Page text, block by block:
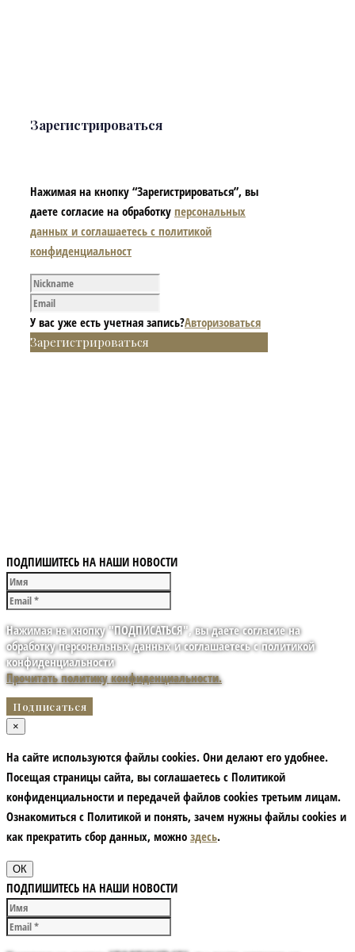
Зарегистрироваться
Нажимая на кнопку “Зарегистрироваться”, вы
даете согласие на обработку персональных
данных и соглашаетесь с политикой
конфиденциальност
У вас уже есть учетная запись?Авторизоваться
Зарегистрироваться
ПОДПИШИТЕСЬ НА НАШИ НОВОСТИ
Нажимая на кнопку "ПОДПИСАТЬСЯ", вы даете согласие на
обработку персональных данных и соглашаетесь с политикой
конфиденциальности
Прочитать политику конфиденциальности.
×
На сайте используются файлы cookies. Они делают его удобнее.
Посещая страницы сайта, вы соглашаетесь с Политикой
конфиденциальности и передачей файлов cookies третьим лицам.
Ознакомиться с Политикой и понять, зачем нужны файлы сookies и
как прекратить сбор данных, можно здесь.
ОК
ПОДПИШИТЕСЬ НА НАШИ НОВОСТИ